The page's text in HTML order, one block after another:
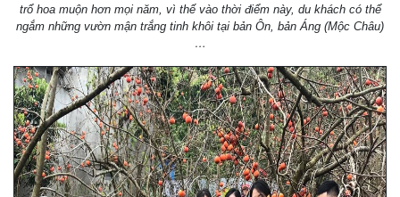
trổ hoa muộn hơn mọi năm, vì thế vào thời điểm này, du khách có thể
ngắm những vườn mận trắng tinh khôi tại bản Ôn, bản Áng (Mộc Châu)
…